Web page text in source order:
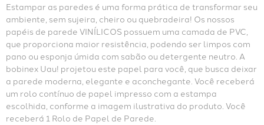
Estampar as paredes é uma forma prática de transformar seu
ambiente, sem sujeira, cheiro ou quebradeira! Os nossos
papéis de parede VINÍLICOS possuem uma camada de PVC,
que proporciona maior resistência, podendo ser limpos com
pano ou esponja úmida com sabão ou detergente neutro. A
bobinex Uau! projetou este papel para você, que busca deixar
a parede moderna, elegante e aconchegante. Você receberá
um rolo contínuo de papel impresso com a estampa
escolhida, conforme a imagem ilustrativa do produto. Você
receberá 1 Rolo de Papel de Parede.